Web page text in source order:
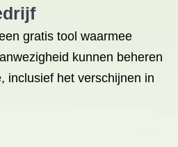
gratis tool waarmee
kunnen beheren
inclusief het verschijnen in